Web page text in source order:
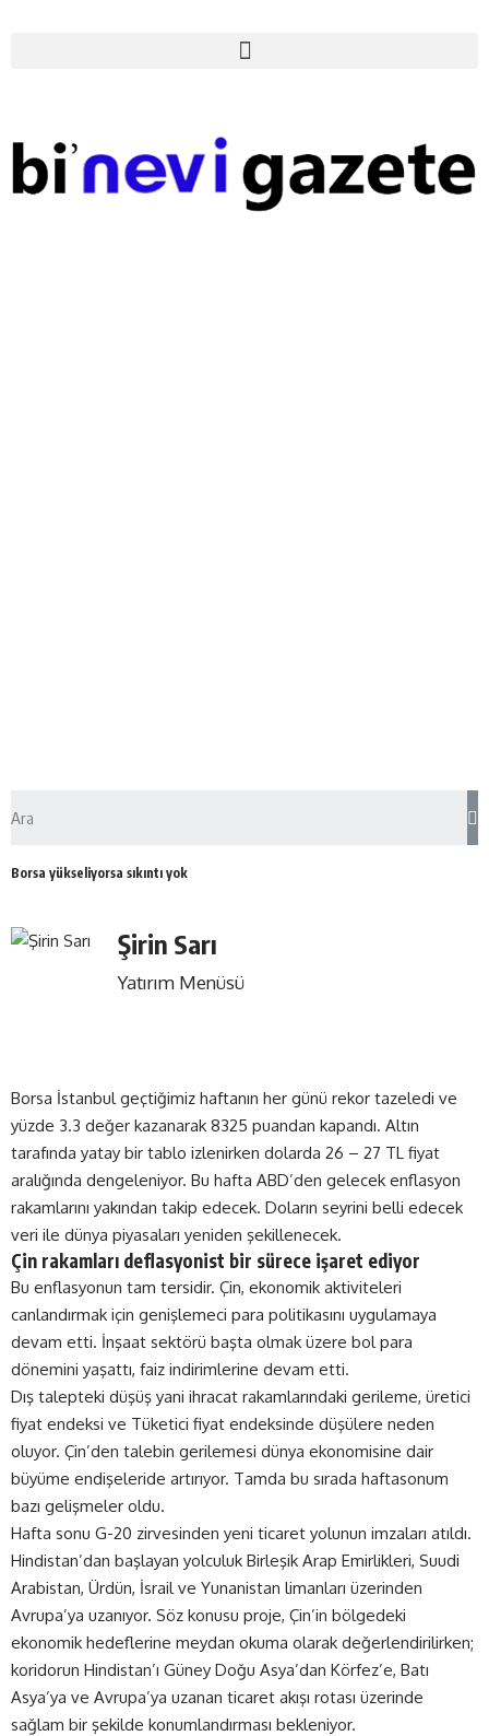
Borsa yükseliyorsa sıkıntı yok
Şirin Sarı
Yatırım Menüsü
Borsa İstanbul geçtiğimiz haftanın her günü rekor tazeledi ve
yüzde 3.3 değer kazanarak 8325 puandan kapandı. Altın
tarafında yatay bir tablo izlenirken dolarda 26 – 27 TL fiyat
aralığında dengeleniyor. Bu hafta ABD’den gelecek enflasyon
rakamlarını yakından takip edecek. Doların seyrini belli edecek
veri ile dünya piyasaları yeniden şekillenecek.
Çin rakamları deflasyonist bir sürece işaret ediyor
Bu enflasyonun tam tersidir. Çin, ekonomik aktiviteleri
canlandırmak için genişlemeci para politikasını uygulamaya
devam etti. İnşaat sektörü başta olmak üzere bol para
dönemini yaşattı, faiz indirimlerine devam etti.
Dış talepteki düşüş yani ihracat rakamlarındaki gerileme, üretici
fiyat endeksi ve Tüketici fiyat endeksinde düşülere neden
oluyor. Çin’den talebin gerilemesi dünya ekonomisine dair
büyüme endişeleride artırıyor. Tamda bu sırada haftasonum
bazı gelişmeler oldu.
Hafta sonu G-20 zirvesinden yeni ticaret yolunun imzaları atıldı.
Hindistan’dan başlayan yolculuk Birleşik Arap Emirlikleri, Suudi
Arabistan, Ürdün, İsrail ve Yunanistan limanları üzerinden
Avrupa’ya uzanıyor. Söz konusu proje, Çin’in bölgedeki
ekonomik hedeflerine meydan okuma olarak değerlendirilirken;
koridorun Hindistan’ı Güney Doğu Asya’dan Körfez’e, Batı
Asya’ya ve Avrupa’ya uzanan ticaret akışı rotası üzerinde
sağlam bir şekilde konumlandırması bekleniyor.